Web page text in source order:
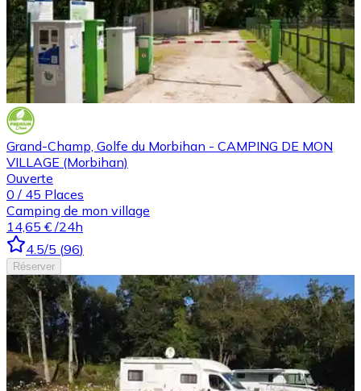
Grand-Champ, Golfe du Morbihan - CAMPING DE MON
VILLAGE (Morbihan)
Ouverte
0 / 45 Places
Camping de mon village
14,65 € /24h
4.5/5 (96)
Réserver